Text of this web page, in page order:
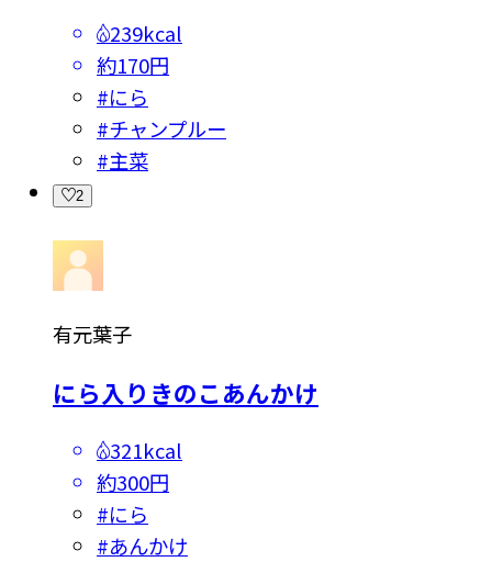
239kcal
約170円
#にら
#チャンプルー
#主菜
2
有元葉子
にら入りきのこあんかけ
321kcal
約300円
#にら
#あんかけ